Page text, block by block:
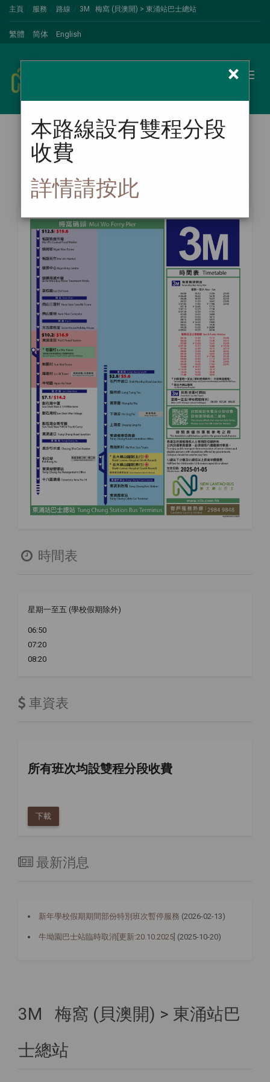
主頁 服務 路線 3M 梅窩 (貝澳開) > 東涌站巴士總站
繁體 简体 English
路線圖
時間表
星期一至五 (學校假期除外)
06:50
07:20
08:20
車資表
所有班次均設雙程分段收費
下載
最新消息
新年學校假期期間部份特別班次暫停服務 (2026-02-13)
牛坳園巴士站臨時取消[更新:20.10.2025] (2025-10-20)
3M 梅窩 (貝澳開) > 東涌站巴
士總站
×
本路線設有雙程分段
收費
詳情請按此